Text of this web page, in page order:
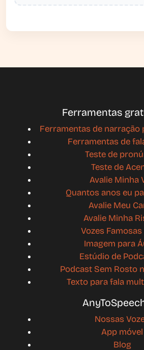
Ferramentas
Ferramentas de narração
Ferramentas de
Teste de
Teste de
Avalie Minha
Quantos anos eu
Avalie Meu
Avalie Minha
Vozes Famosas
Imagem para
Estúdio de
Podcast Sem Rosto
Texto para fala
Nossas
App móvel
Blog